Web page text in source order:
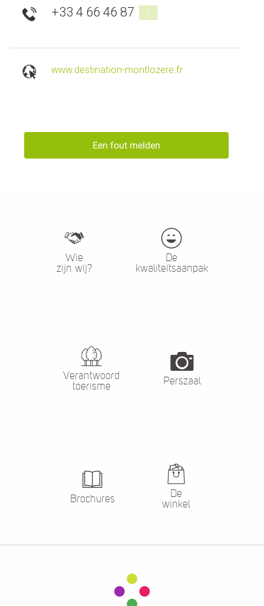
+33 4 66 46 87 ▒▒
www.destination-montlozere.fr
Een fout melden
Wie
zijn wij?
De
kwaliteitsaanpak
Verantwoord
toerisme
Perszaal
Brochures
De
winkel